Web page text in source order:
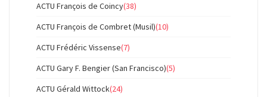
ACTU François de Coincy(38)
ACTU François de Combret (Musil)(10)
ACTU Frédéric Vissense(7)
ACTU Gary F. Bengier (San Francisco)(5)
ACTU Gérald Wittock(24)